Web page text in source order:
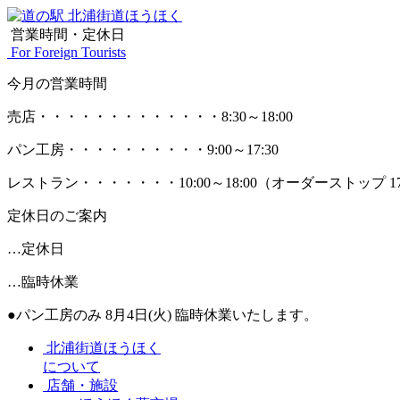
営業時間・定休日
For Foreign Tourists
今月の営業時間
売店 ・・・・・・・・・・・・・ 8:30～18:00
パン工房 ・・・・・・・・・・ 9:00～17:30
レストラン ・・・・・・・ 10:00～18:00 （オーダーストップ
定休日のご案内
…定休日
…臨時休業
●パン工房のみ 8月4日(火) 臨時休業いたします。
北浦街道ほうほく
について
店舗・施設